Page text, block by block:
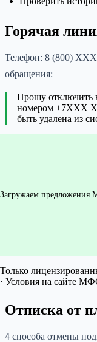
Горячая
Телефон: 8 (800)
обращения:
Прошу отключить
номером +7XXX
быть удалена из
Загружаем предложения
Только
· Условия на сайте
Отписка от
4 способа отмены